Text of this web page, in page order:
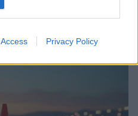
Privacy Policy
2 del aeropuerto